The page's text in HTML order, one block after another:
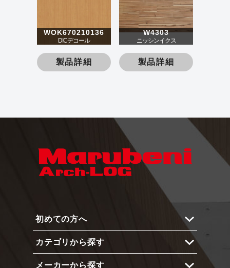
WOK670210136
DICデコール
製品詳細
W4303
ニッシンイクス
製品詳細
初めての方へ
Arch-LOGとは？
メリットと機能
カテゴリから探す
メーカーから探す